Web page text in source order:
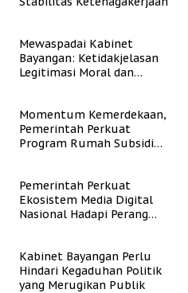
Mewaspadai Kabinet
Bayangan: Ketidakjelasan
Legitimasi Moral dan
Momentum Kemerdekaan,
Pemerintah Perkuat
Program Rumah Subsidi
Pemerintah Perkuat
Ekosistem Media Digital
Nasional Hadapi Perang
Kabinet Bayangan Perlu
Hindari Kegaduhan Politik
yang Merugikan Publik